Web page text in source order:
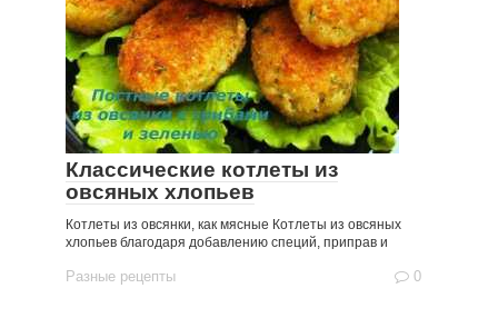
Классические котлеты из
овсяных хлопьев
Котлеты из овсянки, как мясные Котлеты из овсяных
хлопьев благодаря добавлению специй, приправ и
Разные рецепты 0